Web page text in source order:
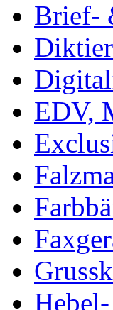
Brief-
EDV,